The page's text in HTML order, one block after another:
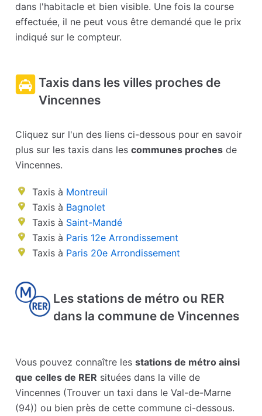
dans l'habitacle et bien visible. Une fois la course
effectuée, il ne peut vous être demandé que le prix
indiqué sur le compteur.
Taxis dans les villes proches de
Vincennes
Cliquez sur l'un des liens ci-dessous pour en savoir
plus sur les taxis dans lescommunes proches de
Vincennes.
Taxis à Montreuil
Taxis à Bagnolet
Taxis à Saint-Mandé
Taxis à Paris 12e Arrondissement
Taxis à Paris 20e Arrondissement
Les stations de métro ou RER
dans la commune de Vincennes
Vous pouvez connaître lesstations de métro ainsi
que celles de RER situées dans la ville de
Vincennes (Trouver un taxi dans le Val-de-Marne
(94)) ou bien près de cette commune ci-dessous.